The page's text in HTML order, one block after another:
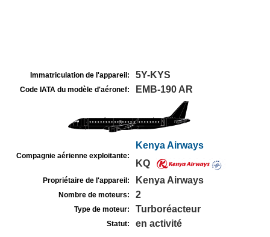
Immatriculation de l'appareil: 5Y-KYS
Code IATA du modèle d'aéronef: EMB-190 AR
Compagnie aérienne exploitante:
Kenya Airways
KQ
Propriétaire de l'appareil: Kenya Airways
Nombre de moteurs: 2
Type de moteur: Turboréacteur
Statut: en activité